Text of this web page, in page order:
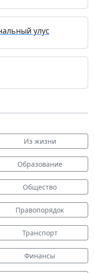
улус
Из жизни
Образование
Общество
Правопорядок
Транспорт
Финансы